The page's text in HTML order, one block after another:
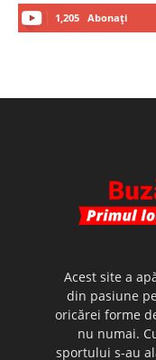
1,205 Abonați
Acest site a
din pasiune
oricărei forme
nu numai.
sportului s-au